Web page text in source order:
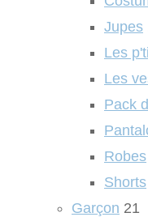
Jupes
Les
Les
Pack
Robes
Shorts
Garçon 21